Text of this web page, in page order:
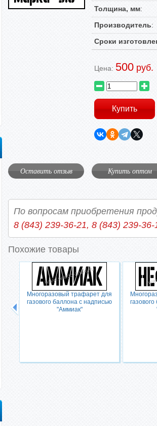
Толщина, мм:
Производитель:
Сроки
Цена: 500 руб.
Оставить отзыв Купить оптом
По вопросам приобретения
8 (843) 239-36-21, 8 (843) 239-
Похожие товары
Многоразовый трафарет для
газового баллона с надписью
"Аммиак"